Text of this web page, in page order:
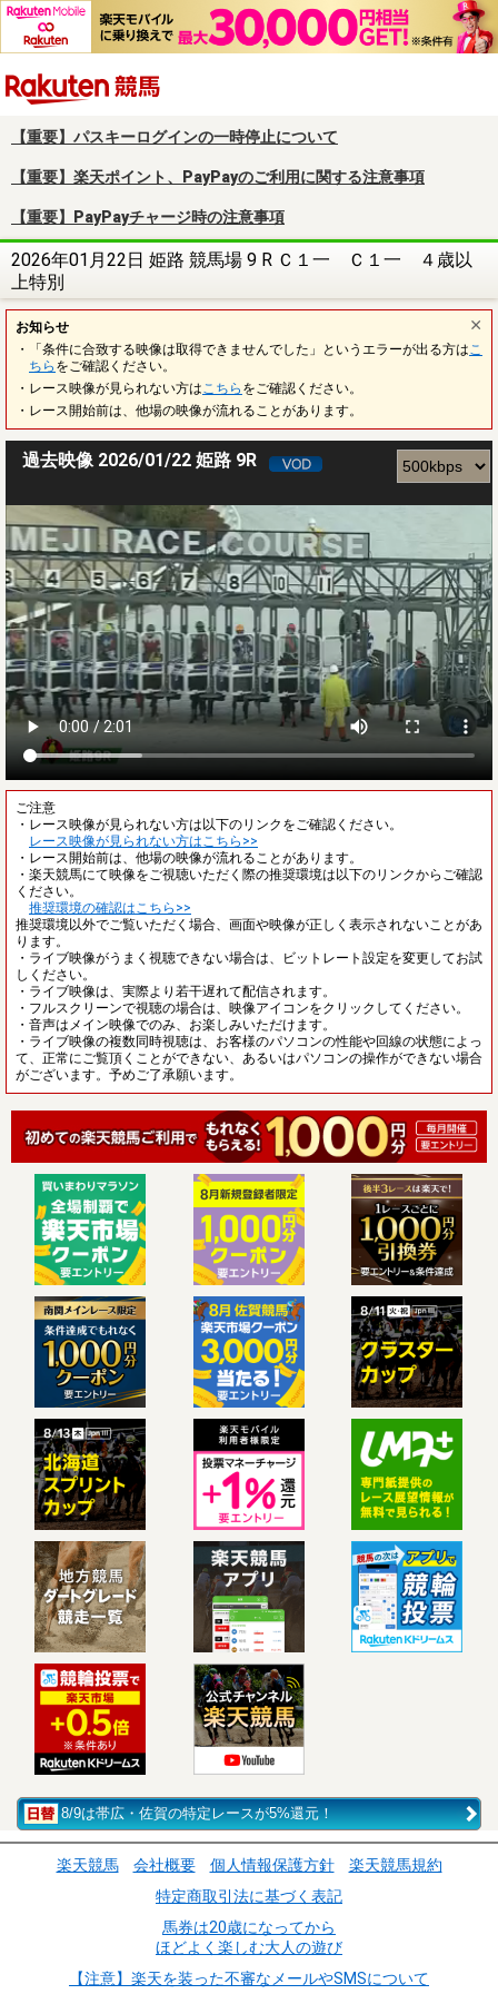
【重要】パスキーログインの一時停止について
【重要】楽天ポイント、PayPayのご利用に関する注意事項
【重要】PayPayチャージ時の注意事項
2026年01月22日 姫路 競馬場 9 R Ｃ１一 Ｃ１一 ４歳以
上特別
お知らせ
・「条件に合致する映像は取得できませんでした」というエラーが出る方は こ
ちら をご確認ください。
・レース映像が見られない方は こちら をご確認ください。
・レース開始前は、他場の映像が流れることがあります。
過去映像 2026/01/22 姫路 9R
ご注意
・レース映像が見られない方は以下のリンクをご確認ください。
レース映像が見られない方はこちら>>
・レース開始前は、他場の映像が流れることがあります。
・楽天競馬にて映像をご視聴いただく際の推奨環境は以下のリンクからご確認
ください。
推奨環境の確認はこちら>>
推奨環境以外でご覧いただく場合、画面や映像が正しく表示されないことがあ
ります。
・ライブ映像がうまく視聴できない場合は、ビットレート設定を変更してお試
しください。
・ライブ映像は、実際より若干遅れて配信されます。
・フルスクリーンで視聴の場合は、映像アイコンをクリックしてください。
・音声はメイン映像でのみ、お楽しみいただけます。
・ライブ映像の複数同時視聴は、お客様のパソコンの性能や回線の状態によっ
て、正常にご覧頂くことができない、あるいはパソコンの操作ができない場合
がございます。予めご了承願います。
8/9は帯広・佐賀の特定レースが5%還元！
楽天競馬 会社概要 個人情報保護方針
楽天競馬規約
特定商取引法に基づく表記
馬券は20歳になってから
ほどよく楽しむ大人の遊び
【注意】楽天を装った不審なメールやSMSについて